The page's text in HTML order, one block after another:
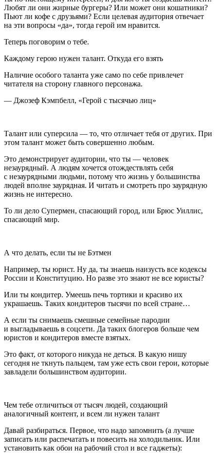
Любят ли они жирные бургеры? Или может они кошатники?
Пьют ли кофе с друзьями? Если целевая аудитория отвечает
на эти вопросы «да», тогда герой им нравится.
Теперь поговорим о тебе.
Каждому герою нужен талант. Откуда его взять
Наличие особого таланта уже само по себе привлечет
читателя на сторону главного персонажа.
— Джозеф Кэмпбелл, «Герой с тысячью лиц»
Талант или суперсила — то, что отличает тебя от других. При
этом талант может быть совершенно любым.
Это демонстрирует аудитории, что ты — человек
незаурядный. А людям хочется отождествлять себя
с незаурядными людьми, потому что жизнь у большинства
людей вполне заурядная. И читать и смотреть про заурядную
жизнь не интересно.
То ли дело Супермен, спасающий город, или Брюс Уиллис,
спасающий мир.
А что делать, если ты не Бэтмен
Например, ты юрист. Ну да, ты знаешь наизусть все кодексы
России и Конституцию. Но разве это знают не все юристы?
Или ты кондитер. Умеешь печь тортики и красиво их
украшаешь. Таких кондитеров тысячи по всей стране…
А если ты снимаешь смешные семейные пародии
и выгладываешь в соцсети. Да таких блогеров больше чем
юристов и кондитеров вместе взятых.
Это факт, от которого никуда не деться. В какую нишу
сегодня не ткнуть пальцем, там уже есть свои герои, которые
завладели большинством аудитории.
Чем тебе отличиться от тысяч людей, создающий
аналогичный контент, и всем ли нужен талант
Давай разбираться. Первое, что надо запомнить (а лучше
записать или распечатать и повесить на холодильник. Или
установить как обои на рабочий стол и все гаджеты):